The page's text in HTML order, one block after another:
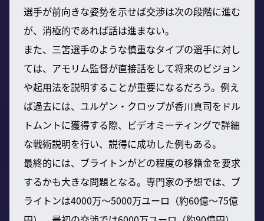
選手が前向きな姿勢を示せば交渉は次の段階に進む
が、消極的であれば話は進まない。
また、三笘選手のような慎重なタイプの選手に対し
ては、アモリム監督が直接話をして将来のビジョン
や起用法を説明することが重要になるだろう。例え
ば過去には、ユルゲン・クロップが香川真司をドル
トムントに獲得する際、ビデオミーティングで詳細
な戦術説明を行い、説得に成功した例もある。
最終的には、ブライトンがどの程度の移籍金を要求
するかも大きな問題となる。専門家の予想では、ブ
ライトンは4000万〜5000万ユーロ（約60億〜75億